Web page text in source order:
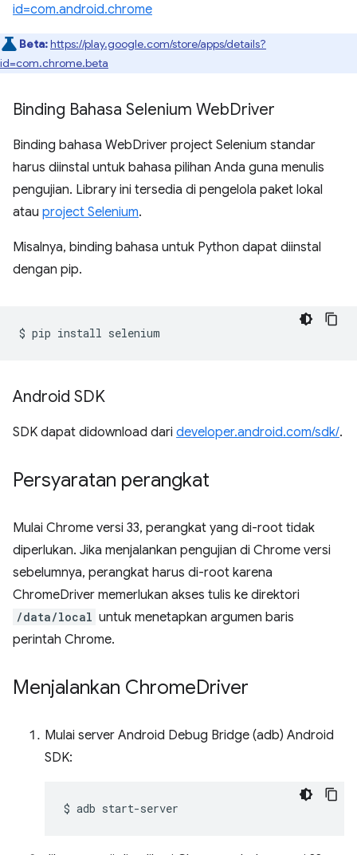
id=com.android.chrome
Beta:https://play.google.com/store/apps/details?
id=com.chrome.beta
Binding Bahasa Selenium WebDriver
Binding bahasa WebDriver project Selenium standar
harus diinstal untuk bahasa pilihan Anda guna menulis
pengujian. Library ini tersedia di pengelola paket lokal
atau project Selenium.
Misalnya, binding bahasa untuk Python dapat diinstal
dengan pip.
$ pip install
Android SDK
SDK dapat didownload dari developer.android.com/sdk/.
Persyaratan perangkat
Mulai Chrome versi 33, perangkat yang di-root tidak
diperlukan. Jika menjalankan pengujian di Chrome versi
sebelumnya, perangkat harus di-root karena
ChromeDriver memerlukan akses tulis ke direktori
/data/local untuk menetapkan argumen baris
perintah Chrome.
Menjalankan ChromeDriver
Mulai server Android Debug Bridge (adb) Android
SDK:
$ adb